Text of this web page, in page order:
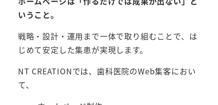
いうこと。
戦略・設計・運用まで一体で取り組むことで、は
じめて安定した集患が実現します。
NT CREATIONでは、歯科医院のWeb集客におい
て、